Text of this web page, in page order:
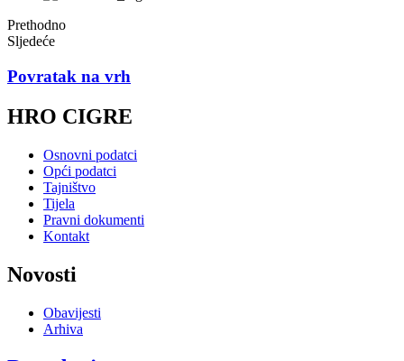
Prethodno
Sljedeće
Povratak na vrh
HRO CIGRE
Osnovni podatci
Opći podatci
Tajništvo
Tijela
Pravni dokumenti
Kontakt
Novosti
Obavijesti
Arhiva